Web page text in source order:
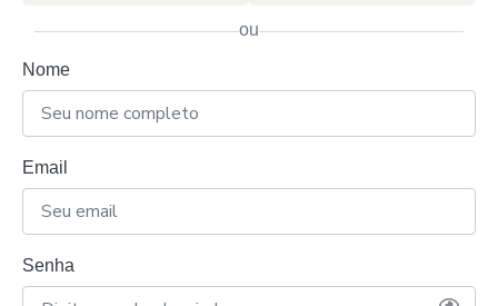
ou
Nome
Email
Senha